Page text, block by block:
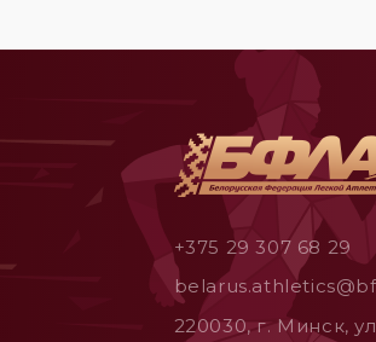
+375 29 307 68 29
220030, г. Минск,